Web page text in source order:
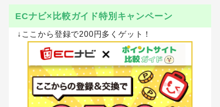
ECナビ×比較ガイド特別キャンペーン
↓ここから登録で200円多くゲット！